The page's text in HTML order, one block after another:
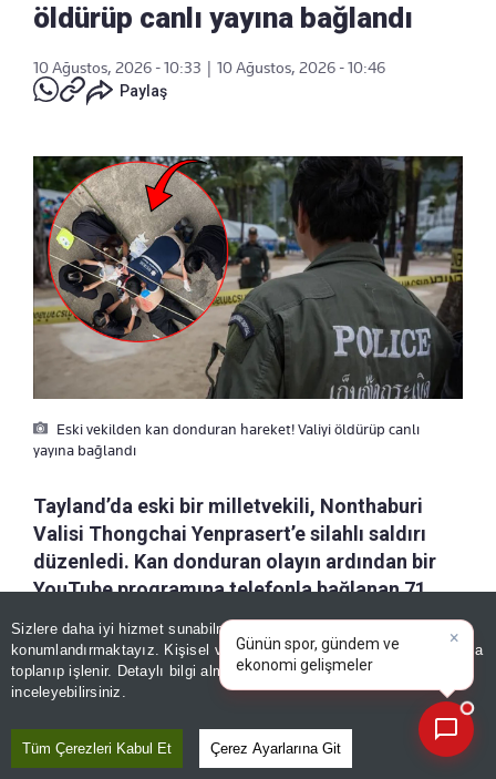
Sizlere daha iyi hizmet sunabilmek adına sitemizde
konumlandırmaktayız. Kişisel verileriniz, KVKK ve GDPR kapsamında
toplanıp işlenir. Detaylı bilgi almak içinAydınlatma Metnimizi
inceleyebilirsiniz.
Tüm Çerezleri Kabul Et Çerez Ayarlarına Git
öldürüp canlı yayına bağlandı
10 Ağustos, 2026 - 10:33
10 Ağustos, 2026 - 10:46
Paylaş
Eski vekilden kan donduran hareket! Valiyi öldürüp canlı
yayına bağlandı
Tayland’da eski bir milletvekili, Nonthaburi
Valisi Thongchai Yenprasert’e silahlı saldırı
düzenledi. Kan donduran olayın ardından bir
YouTube programına telefonla bağlanan 71
yaşındaki eski siyasetçi, valiyi kendisinin
vurduğunu itiraf etti.
Tayland'ın Nonthaburi eyaletinde
×
Günün spor, gündem ve
ekonomi gelişmelerini analiz
edin!|